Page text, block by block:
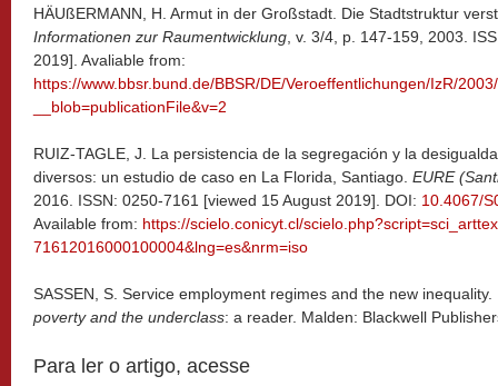
HÄUßERMANN, H. Armut in der Großstadt. Die Stadtstruktur
Informationen zur Raumentwicklung , v. 3/4, p. 147-159, 2003.
2019]. Avaliable from:
https://www.bbsr.bund.de/BBSR/DE/Veroeffentlichungen/IzR/
__blob=publicationFile&v=2
RUIZ-TAGLE, J. La persistencia de la segregación y la
diversos: un estudio de caso en La Florida, Santiago. EURE
2016. ISSN: 0250-7161 [viewed 15 August 2019]. DOI: 10.4067/
Available from: https://scielo.conicyt.cl/
71612016000100004&lng=es&nrm=iso
SASSEN, S. Service employment regimes and the new
poverty and the underclass: a reader. Malden: Blackwell
Para ler o artigo, acesse